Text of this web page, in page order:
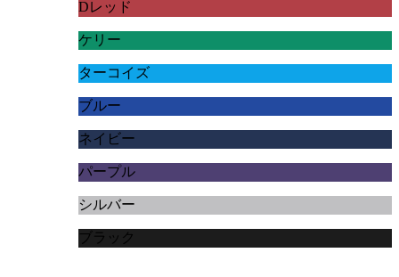
Dレッド
ケリー
ターコイズ
ブルー
ネイビー
パープル
シルバー
ブラック